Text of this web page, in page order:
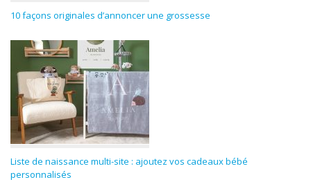
10 façons originales d’annoncer une grossesse
Liste de naissance multi-site : ajoutez vos cadeaux bébé
personnalisés